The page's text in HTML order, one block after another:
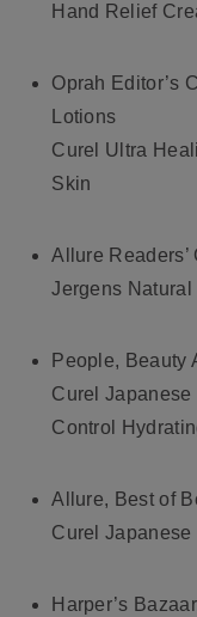
Hand Relief
Oprah Editor’s
Lotions
Curel Ultra
Skin
Allure
Jergens
People, Beauty
Curel Japanese
Control
Allure, Best of
Curel
Harper’s